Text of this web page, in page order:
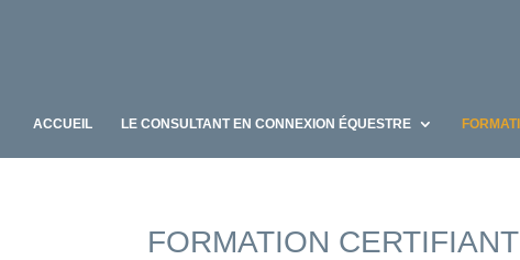
ACCUEIL LE CONSULTANT EN CONNEXION ÉQUESTRE
FORMATION